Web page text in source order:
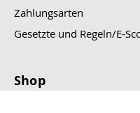
Zahlungsarten
Gesetzte und Regeln/E-
Shop